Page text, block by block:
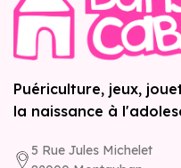
Puériculture, jeux,
la naissance à
5 Rue Jules Michelet